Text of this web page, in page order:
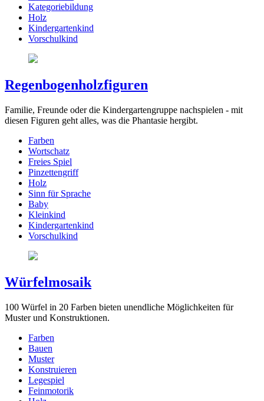
Kategoriebildung
Holz
Kindergartenkind
Vorschulkind
Regenbogenholzfiguren
Familie, Freunde oder die Kindergartengruppe nachspielen - mit
diesen Figuren geht alles, was die Phantasie hergibt.
Farben
Wortschatz
Freies Spiel
Pinzettengriff
Holz
Sinn für Sprache
Baby
Kleinkind
Kindergartenkind
Vorschulkind
Würfelmosaik
100 Würfel in 20 Farben bieten unendliche Möglichkeiten für
Muster und Konstruktionen.
Farben
Bauen
Muster
Konstruieren
Legespiel
Feinmotorik